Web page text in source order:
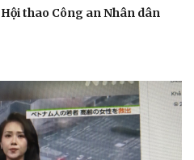
thao Công an Nhân dân